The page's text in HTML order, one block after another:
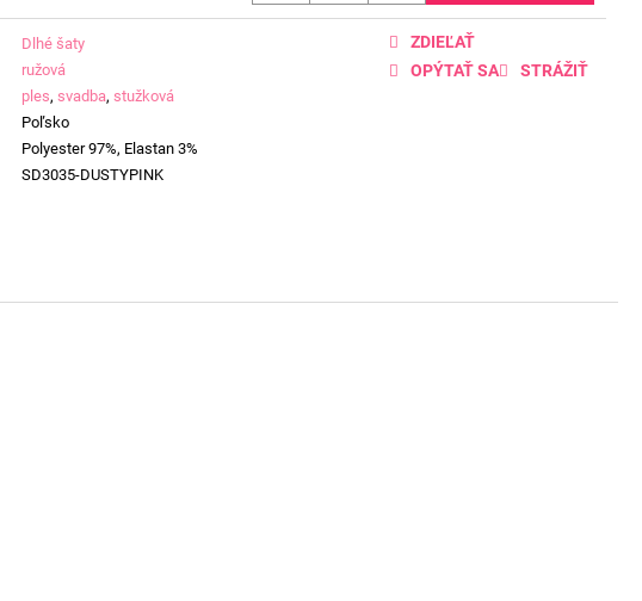
Dlhé šaty
ružová
ples, svadba, stužková
Poľsko
Polyester 97%, Elastan 3%
SD3035-DUSTYPINK
OPÝTAŤ SA STRÁŽIŤ
ZDIEĽAŤ